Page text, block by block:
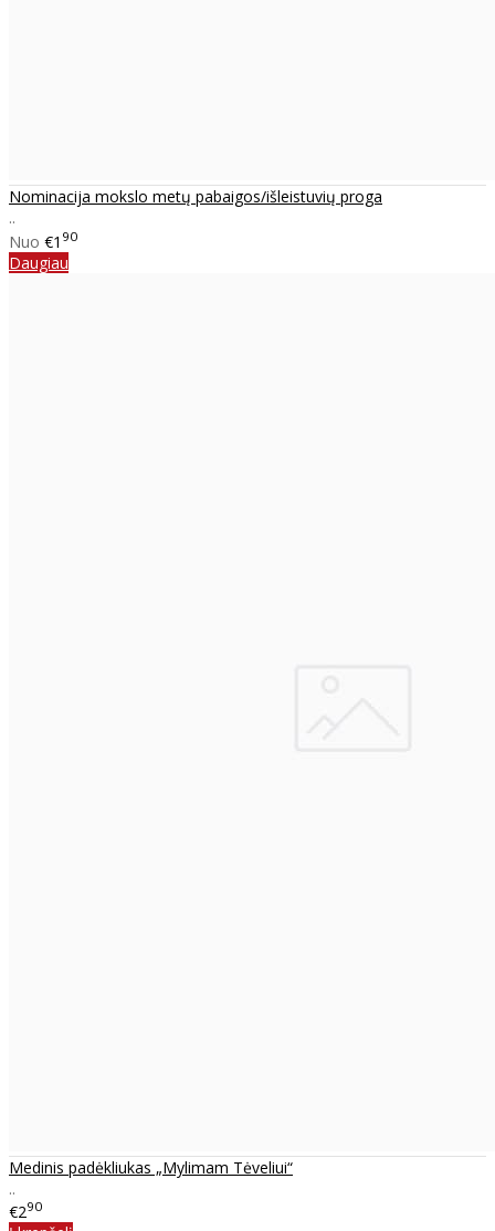
Nominacija mokslo metų pabaigos/išleistuvių proga
..
Nuo €1 90
Daugiau
Medinis padėkliukas „Mylimam Tėveliui“
..
€290